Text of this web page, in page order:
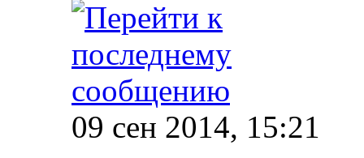
09 сен 2014, 15:21